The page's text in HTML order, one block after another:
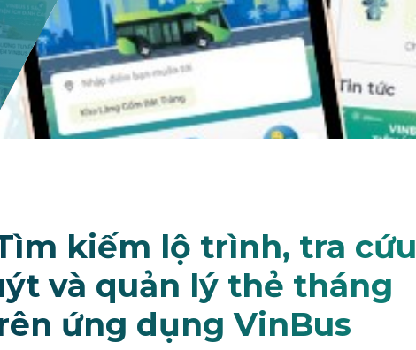
kiếm lộ trình, tra cứu
và quản lý thẻ tháng
ứng dụng VinBus